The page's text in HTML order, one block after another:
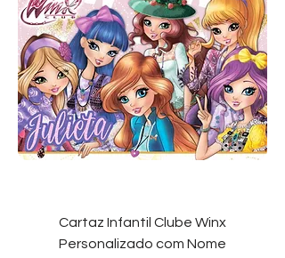
Cartaz Infantil Clube Winx
Personalizado com Nome